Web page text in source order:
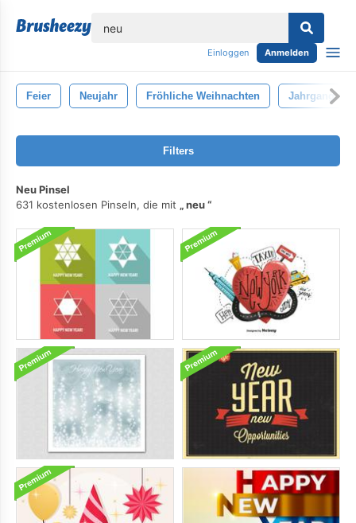
Einloggen Anmelden
Feier Neujahr Fröhliche Weihnachten Jahrgang
Filters
Neu Pinsel
631 kostenlosen Pinseln, die mit
neu